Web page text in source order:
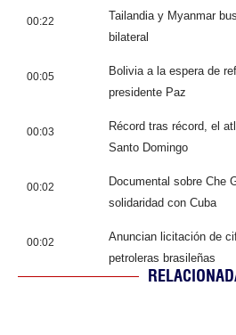
00:22
Tailandia y Myanmar
bilateral
00:05
Bolivia a la espera de
presidente Paz
00:03
Récord tras récord, el
Santo Domingo
00:02
Documental sobre Che
solidaridad con Cuba
00:02
Anuncian licitación de
petroleras brasileñas